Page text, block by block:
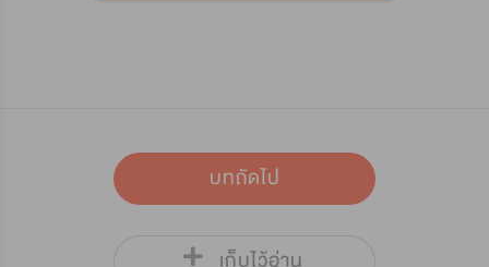
บทถัดไป